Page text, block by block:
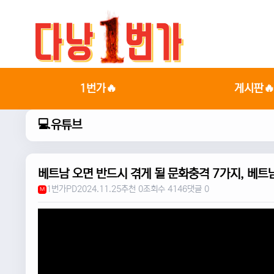
1번가🔥 게시판🔥
💻유튜브
베트남 오면 반드시 겪게 될 문화충격 7가지, 베
M 1번가PD2024.11.25추천 0조회수 4146댓글 0